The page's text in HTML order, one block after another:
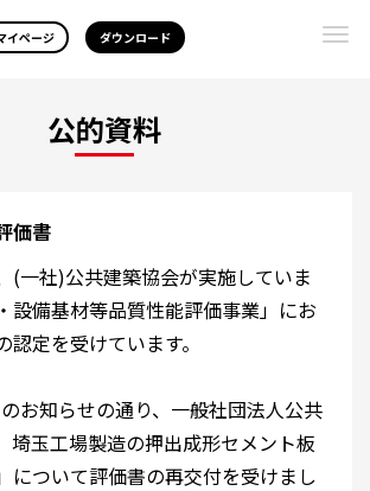
イページ ダウンロード
公的資料
価書
(一社)公共建築協会が実施していま
設備基材等品質性能評価事業」にお
認定を受けています。
お知らせの通り、一般社団法人公共
埼玉工場製造の押出成形セメント板
について評価書の再交付を受けまし